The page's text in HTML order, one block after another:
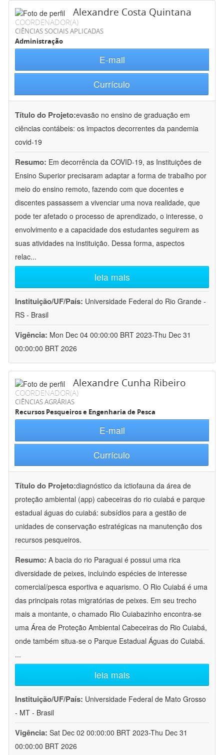
Alexandre Costa Quintana
COORDENADOR(A)
CIÊNCIAS SOCIAIS APLICADAS
Administração
E-mail
Currículo
Título do Projeto:evasão no ensino de graduação em
ciências contábeis: os impactos decorrentes da pandemia
covid-19
Resumo: Em decorrência da COVID-19, as Instituições de
Ensino Superior precisaram adaptar a forma de trabalho por
meio do ensino remoto, fazendo com que docentes e
discentes passassem a vivenciar uma nova realidade, que
pode ter afetado o processo de aprendizado, o interesse, o
envolvimento e a capacidade dos estudantes seguirem as
suas atividades na instituição. Dessa forma, aspectos
relac...
leia mais
Instituição/UF/País: Universidade Federal do Rio Grande -
RS - Brasil
Vigência: Mon Dec 04 00:00:00 BRT 2023-Thu Dec 31
00:00:00 BRT 2026
Alexandre Cunha Ribeiro
COORDENADOR(A)
CIÊNCIAS AGRÁRIAS
Recursos Pesqueiros e Engenharia de Pesca
E-mail
Currículo
Título do Projeto:diagnóstico da ictiofauna da área de
proteção ambiental (app) cabeceiras do rio cuiabá e parque
estadual águas do cuiabá: subsídios para a gestão de
unidades de conservação estratégicas na manutenção dos
recursos pesqueiros.
Resumo: A bacia do rio Paraguai é possui uma rica
diversidade de peixes, incluindo espécies de interesse
comercial/pesca esportiva e aquarismo. O Rio Cuiabá é uma
das principais rotas migratórias de peixes. Em seu trecho
mais a montante, o chamado Rio Cuiabazinho encontra-se
uma Área de Proteção Ambiental Cabeceiras do Rio Cuiabá,
onde também situa-se o Parque Estadual Águas do Cuiabá.
...
leia mais
Instituição/UF/País: Universidade Federal de Mato Grosso
- MT - Brasil
Vigência: Sat Dec 02 00:00:00 BRT 2023-Thu Dec 31
00:00:00 BRT 2026